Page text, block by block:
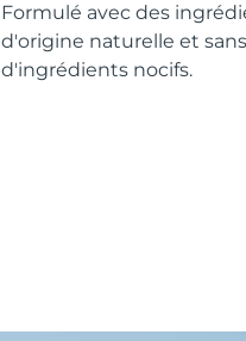
Formulé avec des
d'origine naturelle et
d'ingrédients nocifs.